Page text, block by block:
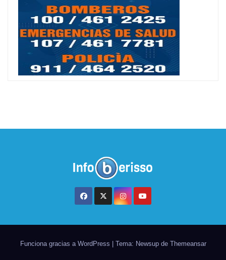
Funciona gracias a WordPress Tema: Newsup de Themeansar